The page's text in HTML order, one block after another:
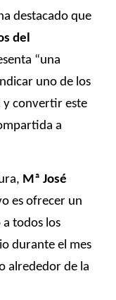
destacado que
del
“una
uno de los
y convertir este
a
Mª José
es ofrecer un
todos los
durante el mes
alrededor de la